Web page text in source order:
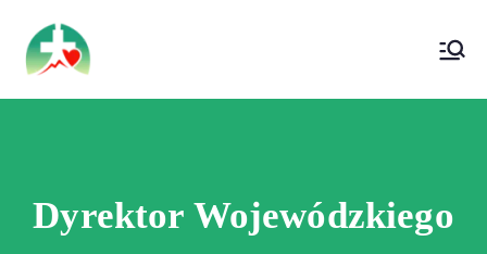
Wojewódzki Szpital Specjalistyczny im.
Św. Rafała w Czerwonej Górze
Dyrektor Wojewódzkiego